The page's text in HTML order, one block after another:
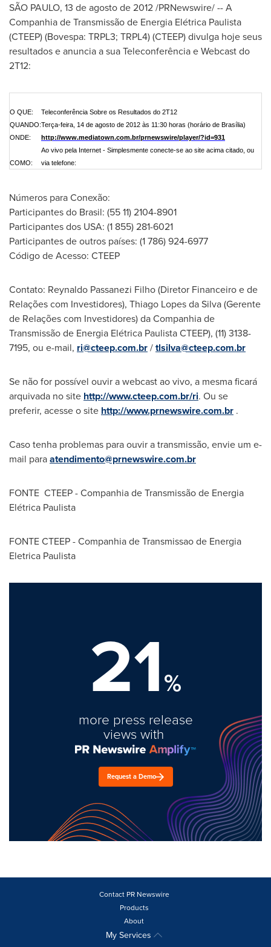
SÃO PAULO, 13 de agosto de 2012 /PRNewswire/ -- A
Companhia de Transmissão de Energia Elétrica Paulista
(CTEEP) (Bovespa: TRPL3; TRPL4) (CTEEP) divulga hoje seus
resultados e anuncia a sua Teleconferência e Webcast do
2T12:
O QUE:
Teleconferência Sobre os Resultados do 2T12
QUANDO:Terça-feira, 14 de agosto de 2012 às 11:30 horas (horário de Brasília)
ONDE:
http://www.mediatown.com.br/prnewswire/player/?id=931
COMO:
Ao vivo pela Internet - Simplesmente conecte-se ao site acima citado, ou
via telefone:
Números para Conexão:
Participantes do Brasil: (55 11) 2104-8901
Participantes dos USA: (1 855) 281-6021
Participantes de outros países: (1 786) 924-6977
Código de Acesso: CTEEP
Contato: Reynaldo Passanezi Filho (Diretor Financeiro e de
Relações com Investidores), Thiago Lopes da Silva(Gerente
de Relações com Investidores) da Companhia de
Transmissão de Energia Elétrica Paulista CTEEP), (11) 3138-
7195, ou e-mail, ri@cteep.com.br/tlsilva@cteep.com.br
Se não for possível ouvir a webcast ao vivo, a mesma ficará
arquivada no site http://www.cteep.com.br/ri. Ou se
preferir, acesse o site http://www.prnewswire.com.br .
Caso tenha problemas para ouvir a transmissão, envie um e-
mail paraatendimento@prnewswire.com.br
FONTE CTEEP - Companhia de Transmissão de Energia
Elétrica Paulista
FONTE CTEEP - Companhia de Transmissao de Energia
Eletrica Paulista
21%
more press release
views with
Request a Demo
Contact PR Newswire
Products
About
My Services